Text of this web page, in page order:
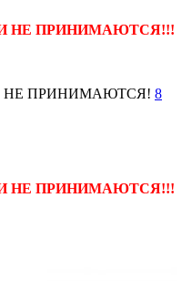
НЕ ПРИНИМАЮТСЯ!!!
НЕ ПРИНИМАЮТСЯ! 8
НЕ ПРИНИМАЮТСЯ!!!